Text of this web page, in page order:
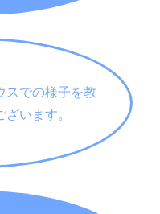
スでの様子を教
います。